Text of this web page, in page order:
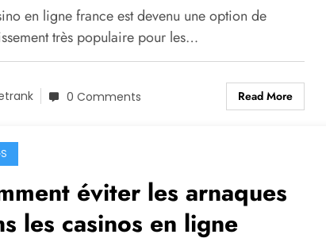
en ligne france est devenu une option de
très populaire pour les…
0 Comments Read More
éviter les arnaques
les casinos en ligne